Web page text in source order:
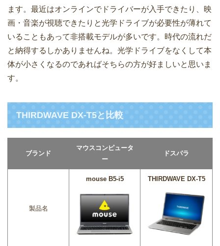
ます。最近はオンラインでドライバーが入手できたり、映
画・音楽が視聴できたりと光学ドライブが必要性が薄れて
いることもあって非搭載モデルが多いです。時代の流れだ
と納得するしかありませんね。光学ドライブをなくして本
体が小さくなるのであればそちらの方が好ましいと思いま
す。
THIRDWAVE DX-T5と比較
ブランド
マウスコンピュータ
ー
ドスパラ
製品名
mouse B5-i5 THIRDWAVE DX-T5